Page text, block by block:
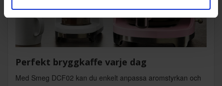
Perfekt bryggkaffe varje dag
Med Smeg DCF02 kan du enkelt anpassa aromstyrkan och